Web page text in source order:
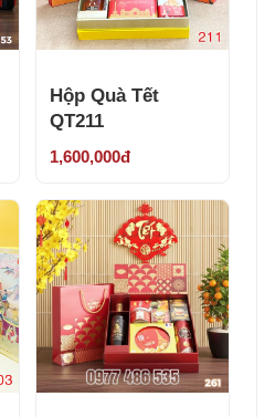
Hộp Quà Tết
QT211
1,600,000đ